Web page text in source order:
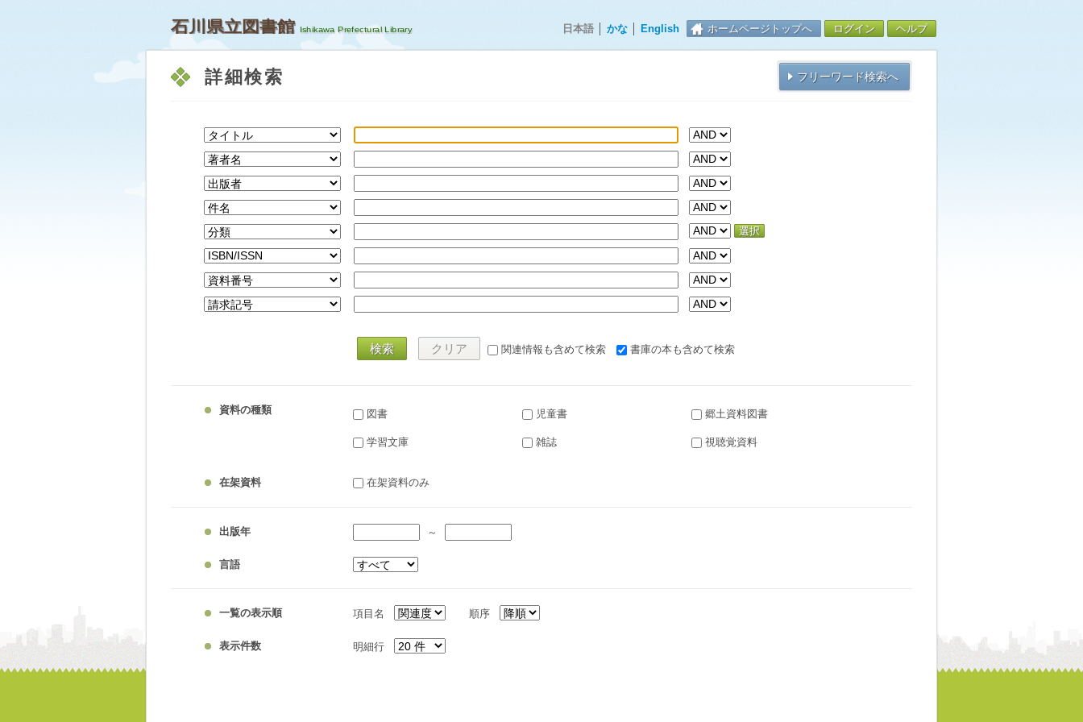
石川県立図書館 日本語 かな English ホームページトップへ ログイン ヘルプ
詳細検索 フリーワード検索へ
選択
検索 クリア 関連情報も含めて検索 書庫の本も含めて検索
資料の種類 図書 児童書 郷土資料図書
学習文庫 雑誌 視聴覚資料
在架資料 在架資料のみ
出版年 ～
言語
一覧の表示順 項目名 順序
表示件数 明細行